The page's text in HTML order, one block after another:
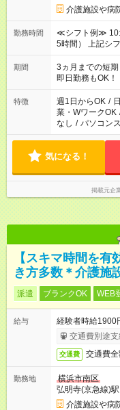
介護施設や
勤務時間
≪シフト例≫
5時間） 上記シフト以外にも、早朝や深夜など希望の時間帯お聞
かせください！
心ください！
期間
3ヵ月までの短
即日勤務もOK！
特徴 週1日からOK /
業・WワークOK
なし / パソコン
気になる！
掲載元企
【スキマ時間を
き方多数＊介護施
派遣 ブランクOK WEB
給与
経験者時給1900
交通費別途支
交通費 交通費
勤務地
横浜市南区
弘明寺(京急線)駅
介護施設や